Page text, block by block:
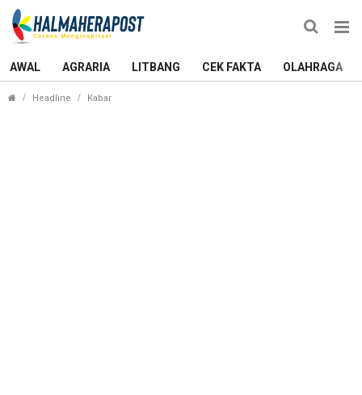
AWAL AGRARIA LITBANG CEK FAKTA OLAHRAGA
Headline Kabar